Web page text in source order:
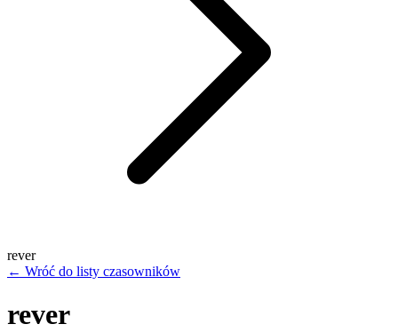
rever
← Wróć do listy czasowników
rever